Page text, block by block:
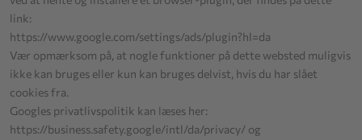
link:
https://www.google.com/settings/ads/plugin?hl=da
Vær opmærksom på, at nogle funktioner på dette websted muligvis
ikke kan bruges eller kun kan bruges delvist, hvis du har slået
cookies fra.
Googles privatlivspolitik kan læses her:
https://business.safety.google/intl/da/privacy/ og